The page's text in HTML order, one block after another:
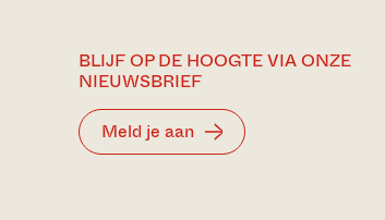
BLIJF OP DE HOOGTE VIA ONZE
NIEUWSBRIEF
Meld je aan